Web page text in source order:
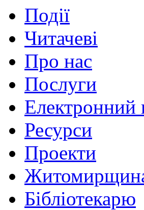
Події
Читачеві
Про нас
Послуги
Електронний
Ресурси
Проекти
Бібліотекарю